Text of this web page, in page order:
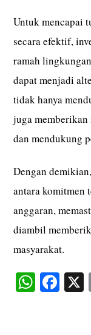
Untuk mencapai
secara efektif,
ramah
dapat menjadi
tidak hanya
juga memberikan
dan mendukung
Dengan
antara komitmen
anggaran,
diambil
masyarakat.
W Fa